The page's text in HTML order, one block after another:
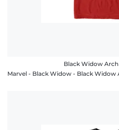
Black Widow Arch